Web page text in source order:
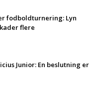
fodboldturnering: Lyn
flere
Junior: En beslutning er